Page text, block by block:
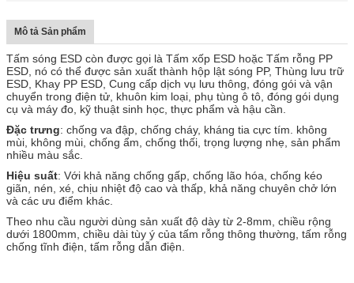
Mô tả Sản phẩm
Tấm sóng ESD còn được gọi là Tấm xốp ESD hoặc Tấm rỗng PP
ESD, nó có thể được sản xuất thành hộp lật sóng PP, Thùng lưu trữ
ESD, Khay PP ESD, Cung cấp dịch vụ lưu thông, đóng gói và vận
chuyển trong điện tử, khuôn kim loại, phụ tùng ô tô, đóng gói dụng
cụ và máy đo, kỹ thuật sinh học, thực phẩm và hậu cần.
Đặc trưng: chống va đập, chống cháy, kháng tia cực tím. không
mùi, không mùi, chống ẩm, chống thối, trọng lượng nhẹ, sản phẩm
nhiều màu sắc.
Hiệu suất: Với khả năng chống gấp, chống lão hóa, chống kéo
giãn, nén, xé, chịu nhiệt độ cao và thấp, khả năng chuyên chở lớn
và các ưu điểm khác.
Theo nhu cầu người dùng sản xuất độ dày từ 2-8mm, chiều rộng
dưới 1800mm, chiều dài tùy ý của tấm rỗng thông thường, tấm rỗng
chống tĩnh điện, tấm rỗng dẫn điện.